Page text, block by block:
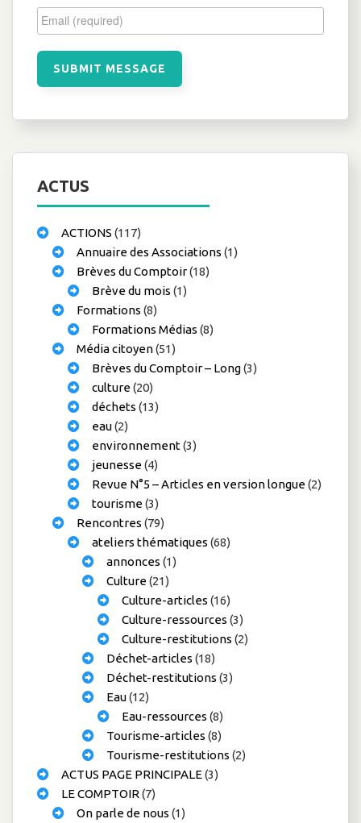
ACTUS
ACTIONS (117)
Annuaire des Associations (1)
Brèves du Comptoir(18)
Brève du mois (1)
Formations (8)
Formations Médias (8)
Média citoyen(51)
Brèves du Comptoir – Long(3)
culture(20)
déchets (13)
eau(2)
environnement(3)
jeunesse(4)
Revue N°5 – Articles en version longue(2)
tourisme(3)
Rencontres (79)
ateliers thématiques (68)
annonces (1)
Culture(21)
Culture-articles (16)
Culture-ressources (3)
Culture-restitutions (2)
Déchet-articles (18)
Déchet-restitutions (3)
Eau(12)
Eau-ressources (8)
Tourisme-articles (8)
Tourisme-restitutions (2)
ACTUS PAGE PRINCIPALE(3)
LE COMPTOIR (7)
On parle de nous (1)